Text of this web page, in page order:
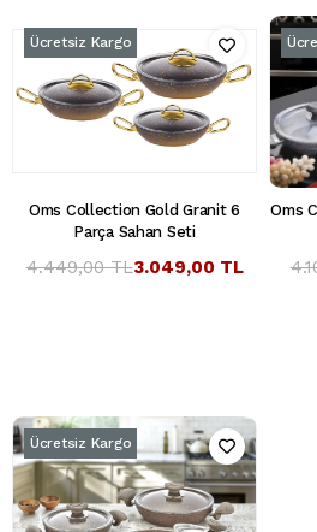
Oms Collection Gold Granit 6
Parça Sahan Seti
3.049,00 TL
4.449,00 TL
Ücretsiz Kargo
Oms
Ücretsiz Kargo